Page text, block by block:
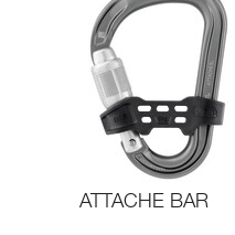
ATTACHE BAR